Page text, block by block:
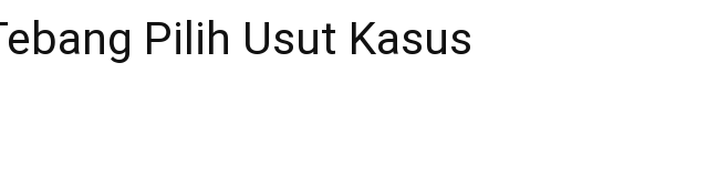
Pilih Usut Kasus